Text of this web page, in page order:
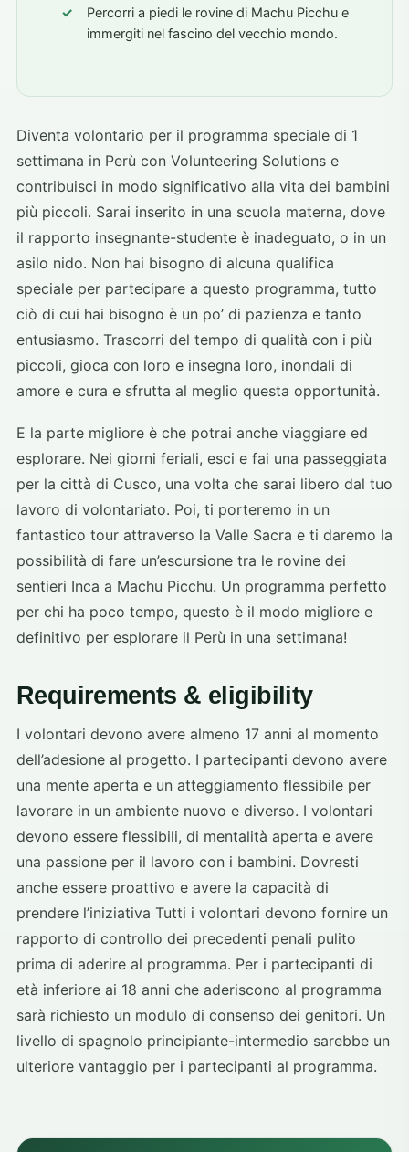
Percorri a piedi le rovine di Machu Picchu e
immergiti nel fascino del vecchio mondo.
Diventa volontario per il programma speciale di 1
settimana in Perù con Volunteering Solutions e
contribuisci in modo significativo alla vita dei bambini
più piccoli. Sarai inserito in una scuola materna, dove
il rapporto insegnante-studente è inadeguato, o in un
asilo nido. Non hai bisogno di alcuna qualifica
speciale per partecipare a questo programma, tutto
ciò di cui hai bisogno è un po’ di pazienza e tanto
entusiasmo. Trascorri del tempo di qualità con i più
piccoli, gioca con loro e insegna loro, inondali di
amore e cura e sfrutta al meglio questa opportunità.
E la parte migliore è che potrai anche viaggiare ed
esplorare. Nei giorni feriali, esci e fai una passeggiata
per la città di Cusco, una volta che sarai libero dal tuo
lavoro di volontariato. Poi, ti porteremo in un
fantastico tour attraverso la Valle Sacra e ti daremo la
possibilità di fare un’escursione tra le rovine dei
sentieri Inca a Machu Picchu. Un programma perfetto
per chi ha poco tempo, questo è il modo migliore e
definitivo per esplorare il Perù in una settimana!
Requirements & eligibility
I volontari devono avere almeno 17 anni al momento
dell’adesione al progetto. I partecipanti devono avere
una mente aperta e un atteggiamento flessibile per
lavorare in un ambiente nuovo e diverso. I volontari
devono essere flessibili, di mentalità aperta e avere
una passione per il lavoro con i bambini. Dovresti
anche essere proattivo e avere la capacità di
prendere l’iniziativa Tutti i volontari devono fornire un
rapporto di controllo dei precedenti penali pulito
prima di aderire al programma. Per i partecipanti di
età inferiore ai 18 anni che aderiscono al programma
sarà richiesto un modulo di consenso dei genitori. Un
livello di spagnolo principiante-intermedio sarebbe un
ulteriore vantaggio per i partecipanti al programma.